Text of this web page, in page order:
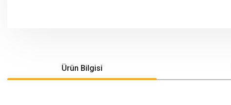
Ürün Bilgisi